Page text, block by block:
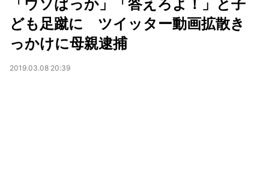
「ウソばっか」「答えろよ！」と子
ども足蹴に ツイッター動画拡散き
っかけに母親逮捕
2019.03.08 20:39